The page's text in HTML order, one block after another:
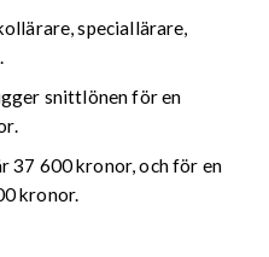
speciallärare,
snittlönen för en
37 600 kronor, och för en
kronor.